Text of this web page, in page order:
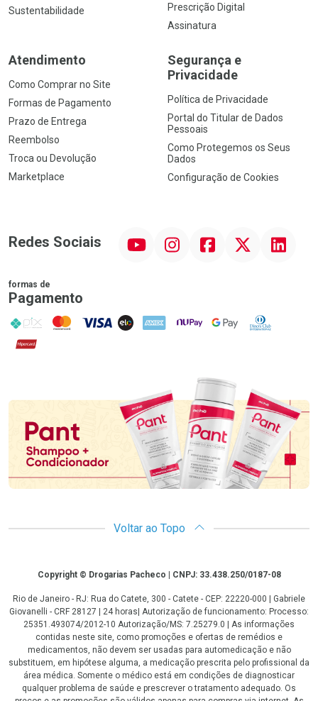
Sustentabilidade
Prescrição Digital
Assinatura
Atendimento
Como Comprar no Site
Formas de Pagamento
Prazo de Entrega
Reembolso
Troca ou Devolução
Marketplace
Segurança e
Privacidade
Política de Privacidade
Portal do Titular de Dados
Pessoais
Como Protegemos os Seus
Dados
Configuração de Cookies
Redes Sociais InstagramFacebook Linkedin
formas de
Pagamento
PIX MasterCard
VISA ELO AMEX NuPay Google PayDiners Club
Hipercard
Promoção em Destaque
Voltar ao Topo
CopyrightCopyright © Drogarias Pacheco | CNPJ: 33.438.250/0187-08
Rio de Janeiro - RJ: Rua do Catete, 300 - Catete - CEP: 22220-000 | Gabriele
Giovanelli - CRF 28127 | 24 horas| Autorização de funcionamento: Processo:
25351.493074/2012-10 Autorização/MS: 7.25279.0 | As informações
contidas neste site, como promoções e ofertas de remédios e
medicamentos, não devem ser usadas para automedicação e não
substituem, em hipótese alguma, a medicação prescrita pelo profissional da
área médica. Somente o médico está em condições de diagnosticar
qualquer problema de saúde e prescrever o tratamento adequado. Os